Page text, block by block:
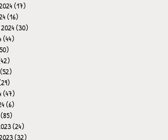
(17)
(16)
(30)
(44)
(52)
(47)
(6)
(85)
(24)
(32)